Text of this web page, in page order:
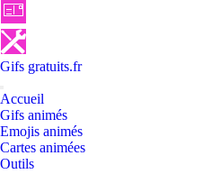
Gifs gratuits.fr
Accueil
Gifs animés
Emojis animés
Cartes animées
Outils